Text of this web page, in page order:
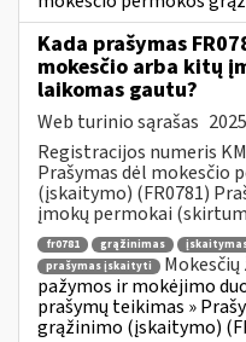
Kada prašymas
mokesčio arba kitų
laikomas gautu?
Web turinio sąrašas
Registracijos numeris
Prašymas dėl mokesčio
(įskaitymo) (FR0781)
įmokų permokai
fr0781 grąžinimas
prašymas įskaityti
pažymos ir mokėjimo
prašymų teikimas »
grąžinimo (įskaitymo)